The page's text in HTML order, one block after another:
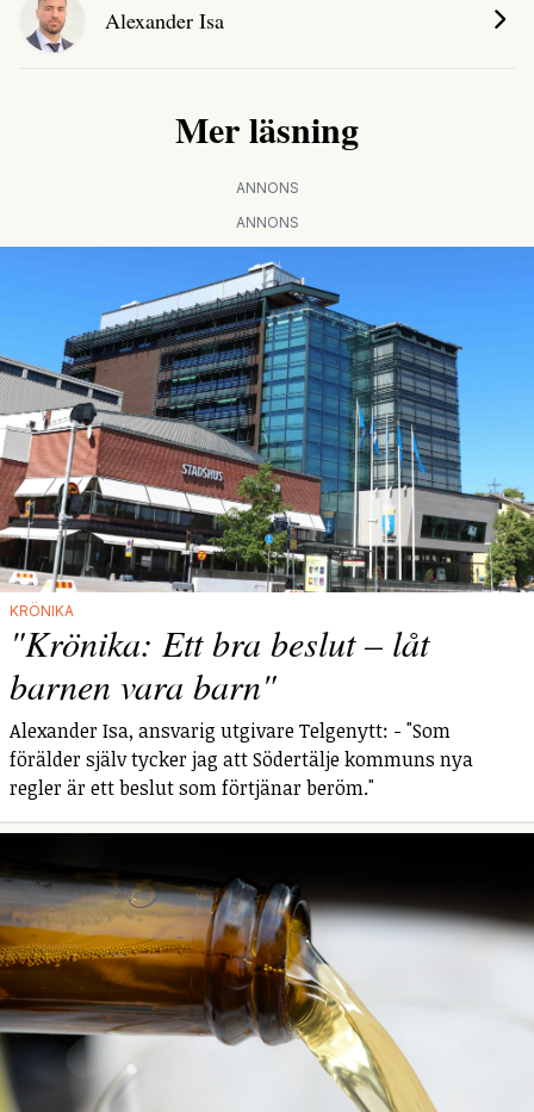
Alexander Isa
Mer läsning
ANNONS
ANNONS
KRÖNIKA
"Krönika: Ett bra beslut – låt
barnen vara barn"
Alexander Isa, ansvarig utgivare Telgenytt: - "Som
förälder själv tycker jag att Södertälje kommuns nya
regler är ett beslut som förtjänar beröm."